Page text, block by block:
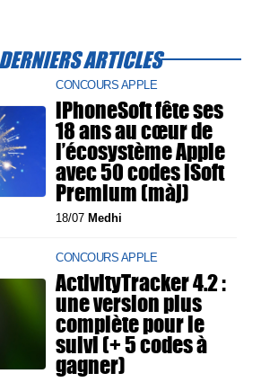
ARTICLES
CONCOURS APPLE
iPhoneSoft fête ses
18 ans au cœur de
l’écosystème Apple
avec 50 codes iSoft
Premium (màj)
18/07 Medhi
CONCOURS APPLE
ActivityTracker 4.2 :
une version plus
complète pour le
suivi (+ 5 codes à
gagner)